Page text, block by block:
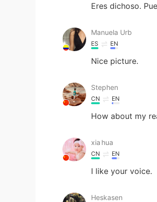
Eres dichoso.
Manuela Urb
ES EN
Nice picture.
Stephen
CN EN
How about my
xia hua
CN EN
I like your voice.
Heskasen